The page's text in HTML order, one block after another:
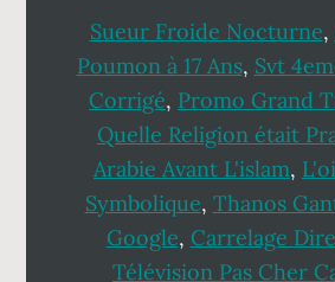
Sueur Froide Nocturne,
Poumon à 17 Ans, Svt
Corrigé, Promo Grand
Quelle Religion était
Arabie Avant L'islam,
Symbolique, Thanos
Google, Carrelage
Télévision Pas Cher